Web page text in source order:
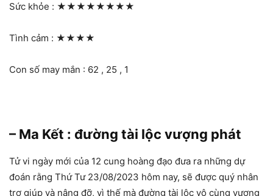
Sức khỏe : ★★★★★★★★
Tình cảm : ★★★★
Con số may mắn : 62 , 25 , 1
– Ma Kết : đường tài lộc vượng phát
Tử vi ngày mới của 12 cung hoàng đạo đưa ra những dự
đoán rằng Thứ Tư 23/08/2023 hôm nay, sẽ được quý nhân
trợ giúp và nâng đỡ, vì thế mà đường tài lộc vô cùng vượng